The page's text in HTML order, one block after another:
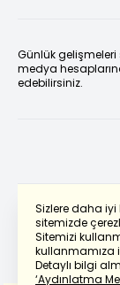
Sizlere daha
sitemizde
Sitemizi
kullanmamıza
Detaylı bilgi
‘Aydınlatma
Günlük gelişmeleri
medya
edebilirsiniz.